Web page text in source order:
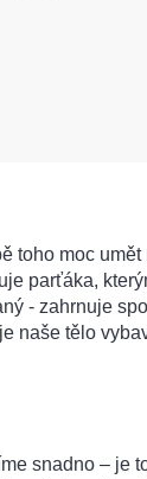
toho moc
parťáka,
- zahrnuje
naše tělo
snadno – je